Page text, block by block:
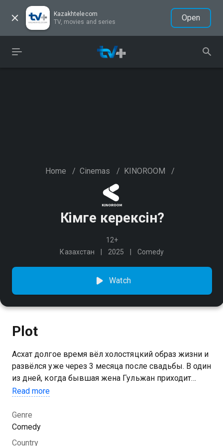
Kazakhtelecom
TV, movies and series
Open
Home / Cinemas / KINOROOM /
Кiмге керексiн?
12+
Казахстан
2025 Comedy
Watch
Plot
Асхат долгое время вёл холостяцкий образ жизни и
развёлся уже через 3 месяца после свадьбы. В один
из дней, когда бывшая жена Гульжан приходит
забрать часть своих вещей, он выясняет, что она
ссорятся, и Гульжан грубо высказывает Асхату всё,
что о нём думает, и заявляет, что ни одна женщина
не выйдет за него замуж. Оскорбленный Асхат
Read more
Genre
Comedy
Country